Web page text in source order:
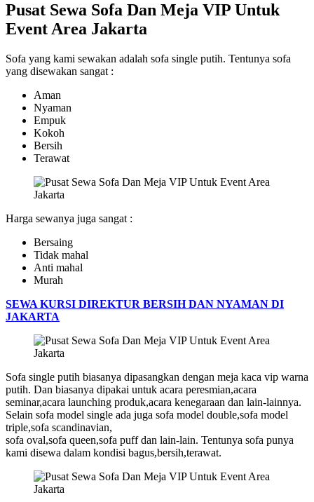
Pusat Sewa Sofa Dan Meja VIP Untuk
Event Area Jakarta
Sofa yang kami sewakan adalah sofa single putih. Tentunya sofa
yang disewakan sangat :
Aman
Nyaman
Empuk
Kokoh
Bersih
Terawat
Harga sewanya juga sangat :
Bersaing
Tidak mahal
Anti mahal
Murah
SEWA KURSI DIREKTUR BERSIH DAN NYAMAN DI
JAKARTA
Sofa single putih biasanya dipasangkan dengan meja kaca vip warna
putih. Dan biasanya dipakai untuk acara peresmian,acara
seminar,acara launching produk,acara kenegaraan dan lain-lainnya.
Selain sofa model single ada juga sofa model double,sofa model
triple,sofa scandinavian,
sofa oval,sofa queen,sofa puff dan lain-lain. Tentunya sofa punya
kami disewa dalam kondisi bagus,bersih,terawat.